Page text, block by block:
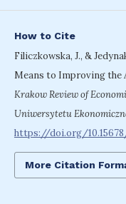
How to Cite
Filiczkowska, J., &
Means to Improving the
Krakow Review of
Uniwersytetu
https://doi.org/
More Citation